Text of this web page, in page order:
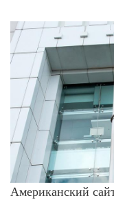
Американский